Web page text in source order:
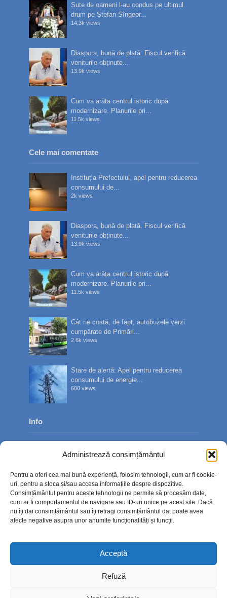
Administrează consimțământul
Pentru a oferi cea mai bună experiență, folosim tehnologii, cum ar fi cookie-
uri, pentru a stoca și/sau accesa informațiile despre dispozitive.
Consimțământul pentru aceste tehnologii ne permite să procesăm date,
cum ar fi comportamentul de navigare sau ID-uri unice pe acest site. Dacă
nu îți dai consimțământul sau îți retragi consimțământul dat poate avea
afecte negative asupra unor anumite funcționalități și funcții.
Acceptă
Refuză
Sute de oameni l-au condus pe ultimul
drum pe Ștefan Sîngeor...
14.3k views
Diaspora, bună de plată. Fiscul verifică
veniturile obținute...
13.9k views
Cum va arăta centrul istoric după
modernizare. Planurile pri...
11.5k views
Cele mai comentate
Instituția Prefectului, apel pentru reducerea
consumului de...
2k views
Diaspora, bună de plată. Fiscul verifică
veniturile obținute...
13.9k views
Cum va arăta centrul istoric după
modernizare. Planurile pri...
11.5k views
Cât ne costă, de fapt, autobuzele verzi
cumpărate de Primări...
2.6k views
Stare de alertă: Apel pentru reducerea
consumului de energie...
600 views
Info
Contact
Politica de confidențialitate
Politică cookie-uri (UE)